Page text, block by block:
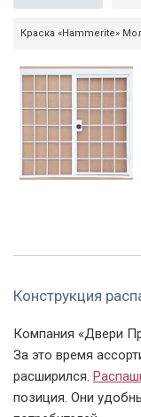
Краска «Hammerite»
Конструкция
Компания «Двери
За это время
расширился.
позиция. Они